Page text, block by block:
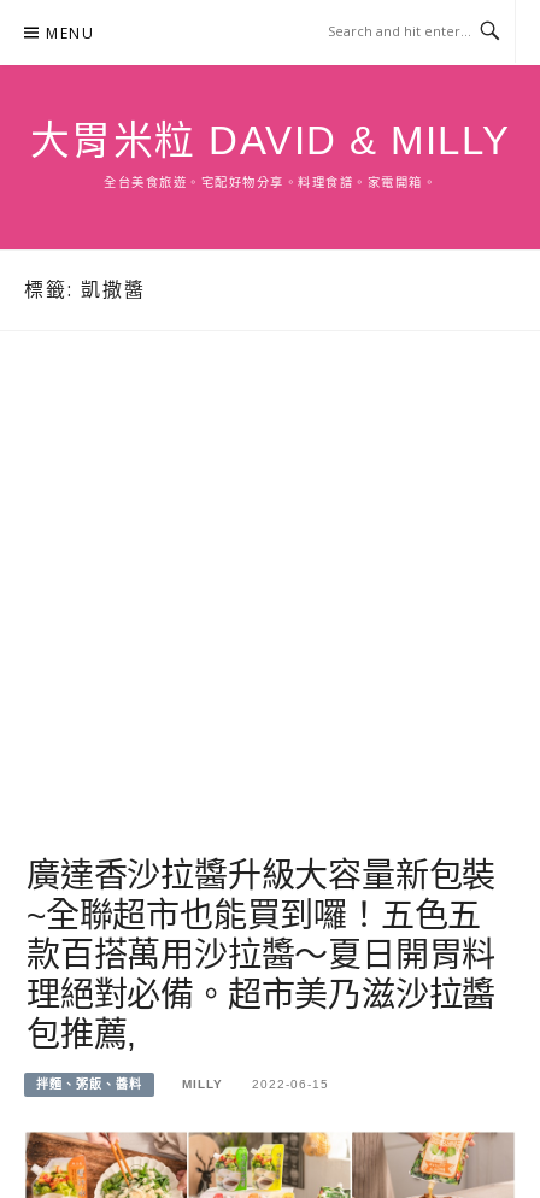
content
MENU
大胃米粒 DAVID & MILLY
全台美食旅遊。宅配好物分享。料理食譜。家電開箱。
標籤: 凱撒醬
廣達香沙拉醬升級大容量新包裝
~全聯超市也能買到囉！五色五
款百搭萬用沙拉醬～夏日開胃料
理絕對必備。超市美乃滋沙拉醬
包推薦,
拌麵、粥飯、醬料 MILLY 2022-06-15